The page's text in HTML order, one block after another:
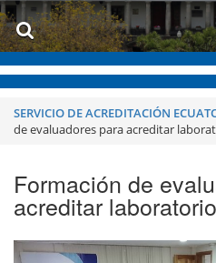
SERVICIO DE ACREDITACIÓN
de evaluadores para acreditar
Formación de
acreditar